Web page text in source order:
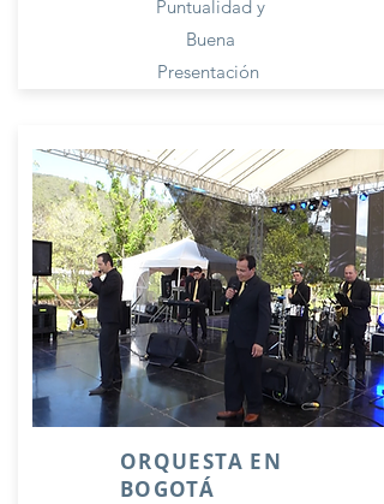
Puntualidad y
Buena
Presentación
ORQUESTA EN
BOGOTÁ